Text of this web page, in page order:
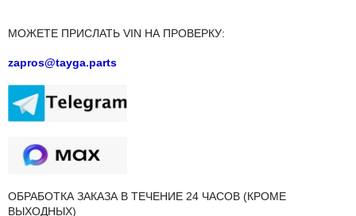
МОЖЕТЕ ПРИСЛАТЬ VIN НА ПРОВЕРКУ:
zapros@tayga.parts
ОБРАБОТКА ЗАКАЗА В ТЕЧЕНИЕ 24 ЧАСОВ (КРОМЕ
ВЫХОДНЫХ)